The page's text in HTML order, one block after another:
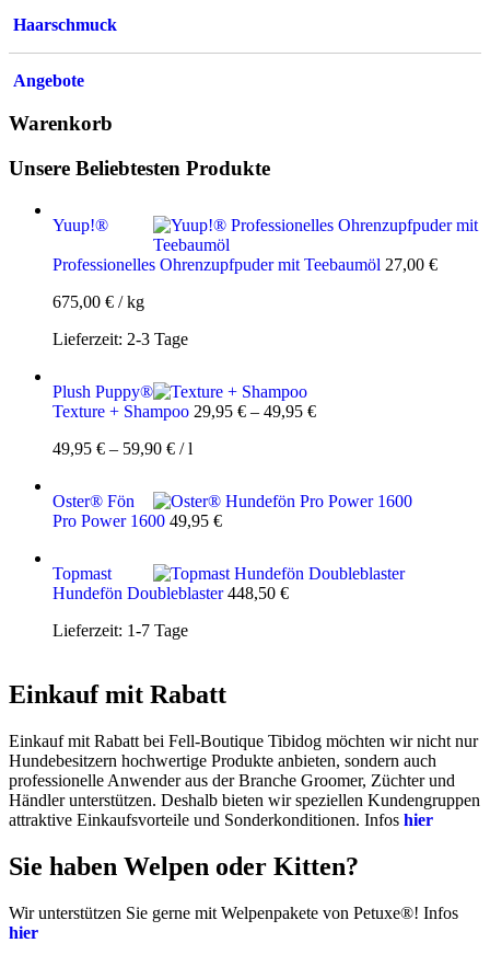
Haarschmuck
Angebote
Warenkorb
Unsere Beliebtesten Produkte
Yuup!®
Professionelles Ohrenzupfpuder mit Teebaumöl 27,00 €
675,00 € /kg
Lieferzeit: 2-3 Tage
Plush Puppy®
Texture + Shampoo 29,95 € – 49,95 €
49,95 € – 59,90 € /l
Oster® Fön
Pro Power 1600 49,95 €
Topmast
Hundefön Doubleblaster 448,50 €
Lieferzeit: 1-7 Tage
Einkauf mit Rabatt
Einkauf mit Rabatt bei Fell-Boutique Tibidog möchten wir nicht nur
Hundebesitzern hochwertige Produkte anbieten, sondern auch
professionelle Anwender aus der Branche Groomer, Züchter und
Händler unterstützen. Deshalb bieten wir speziellen Kundengruppen
attraktive Einkaufsvorteile und Sonderkonditionen. Infos hier
Sie haben Welpen oder Kitten?
Wir unterstützen Sie gerne mit Welpenpakete von Petuxe®! Infos
hier